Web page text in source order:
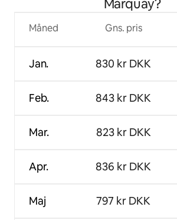
Marquay?
Måned
Jan.
Feb.
Mar.
Apr.
Maj
Gns. pris
830 kr DKK
843 kr DKK
823 kr DKK
836 kr DKK
797 kr DKK